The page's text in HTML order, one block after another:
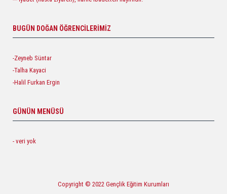
BUGÜN DOĞAN ÖĞRENCILERIMIZ
-Zeyneb Süntar
-Talha Kayaci
-Halil Furkan Ergin
GÜNÜN MENÜSÜ
- veri yok
Copyright © 2022 Gençlik Eğitim Kurumları